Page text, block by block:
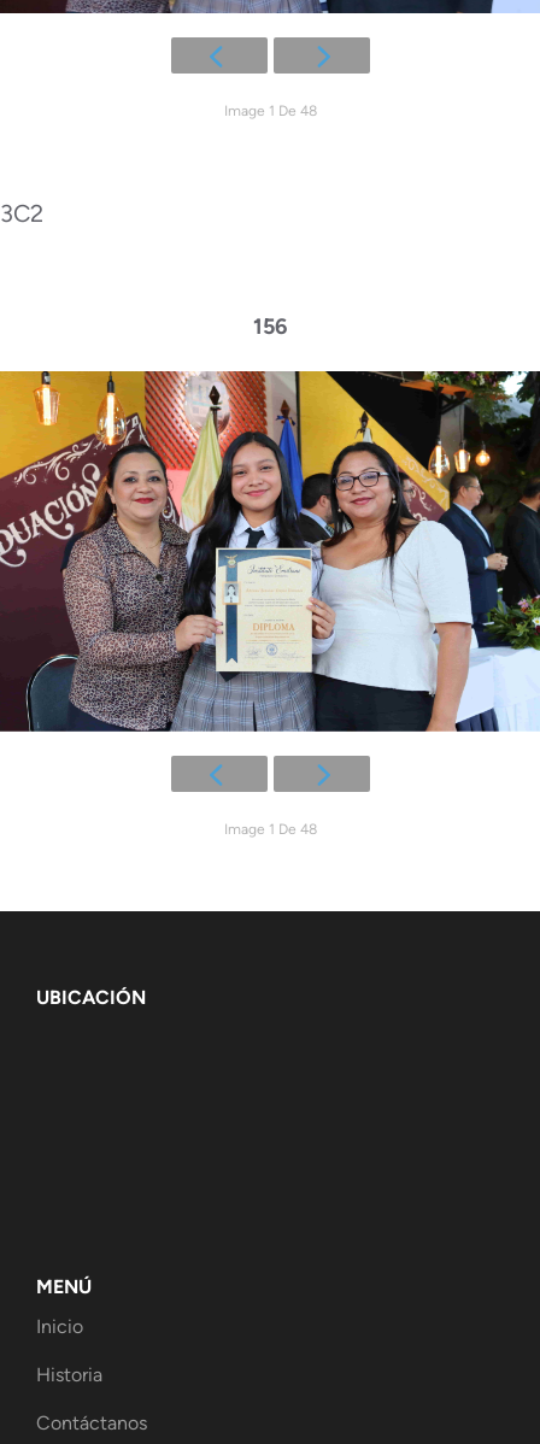
Image 1 De 48
3C2
156
Image 1 De 48
UBICACIÓN
MENÚ
Inicio
Historia
Contáctanos